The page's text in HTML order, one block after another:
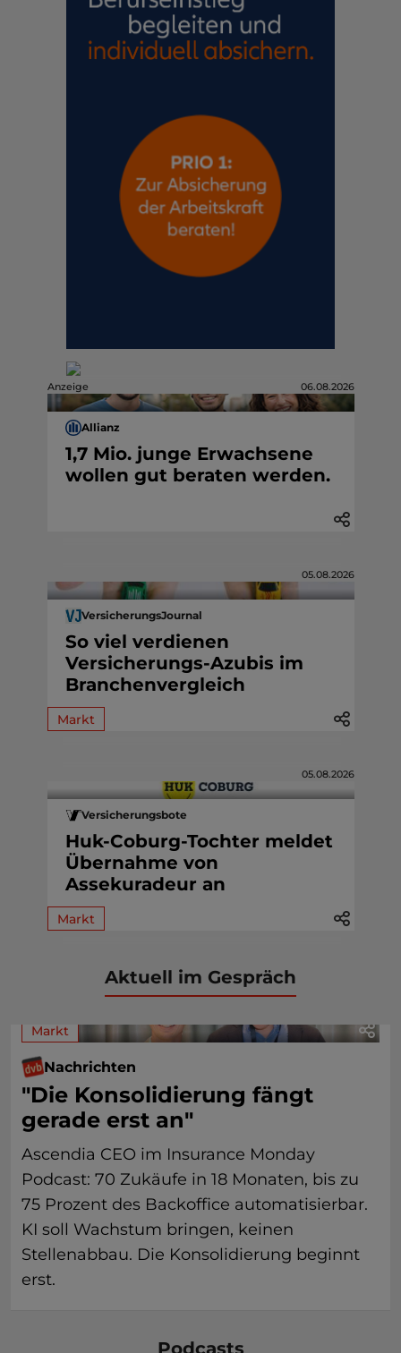
Anzeige 06.08.2026
Allianz
1,7 Mio. junge Erwachsene
wollen gut beraten werden.
05.08.2026
VersicherungsJournal
So viel verdienen
Versicherungs-Azubis im
Branchenvergleich
Markt
05.08.2026
Versicherungsbote
Huk-Coburg-Tochter meldet
Übernahme von
Assekuradeur an
Markt
Aktuell im Gespräch
Markt
Nachrichten
"Die Konsolidierung fängt
gerade erst an"
Ascendia CEO im Insurance Monday
Podcast: 70 Zukäufe in 18 Monaten, bis zu
75 Prozent des Backoffice automatisierbar.
KI soll Wachstum bringen, keinen
Stellenabbau. Die Konsolidierung beginnt
erst.
Podcasts